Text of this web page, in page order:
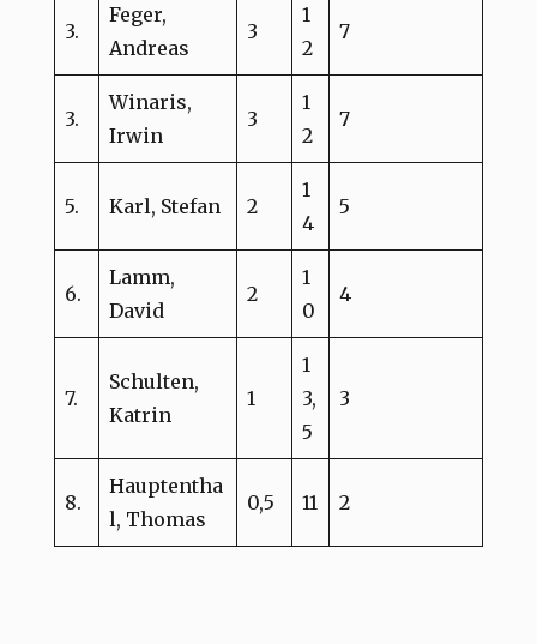
3.
Feger,
Andreas
3
1
2
7
3.
Winaris,
Irwin
3
1
2
7
5. Karl, Stefan 2
1
4
5
6.
Lamm,
David
2
1
0
4
7.
Schulten,
Katrin
1
1
3,
5
3
8.
Hauptentha
l, Thomas
0,5 11 2